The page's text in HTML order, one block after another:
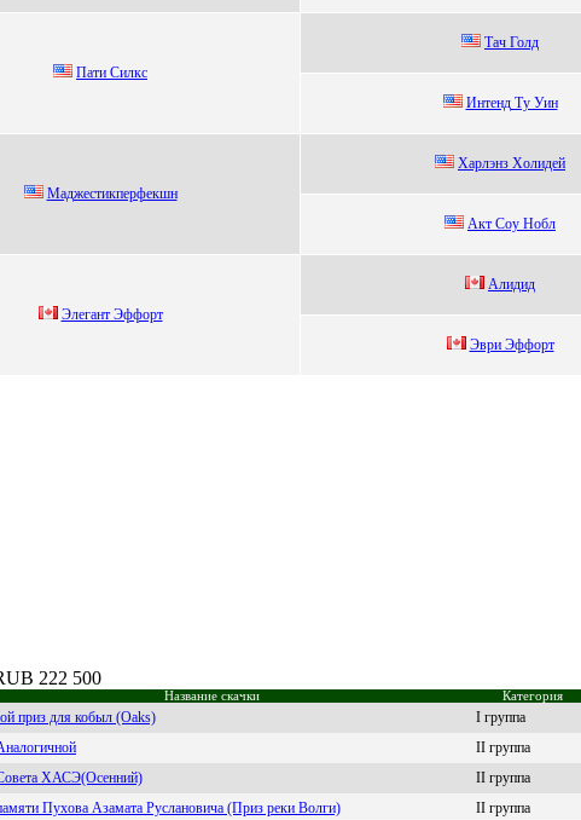
Пaти Cилкс
Тaч Голд
Интeнд Tу Уин
Мaджecтикпeрфeкшн
Xаpлэнз Xолидeй
Акт Coу Нoбл
Элегант Эффopт
Алидид
Эври Эффорт
222 500
Название скачки Категория
приз для кобыл (Oaks) I группа
II группа
ХАСЭ(Осенний) II группа
Пухова Азамата Руслановича (Приз реки Волги) II группа